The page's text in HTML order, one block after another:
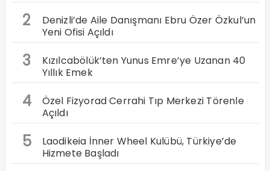
2
Denizli’de Aile Danışmanı Ebru Özer Özkul’un
Yeni Ofisi Açıldı
3
Kızılcabölük’ten Yunus Emre’ye Uzanan 40
Yıllık Emek
4
Özel Fizyorad Cerrahi Tıp Merkezi Törenle
Açıldı
5
Laodikeia İnner Wheel Kulübü, Türkiye’de
Hizmete Başladı